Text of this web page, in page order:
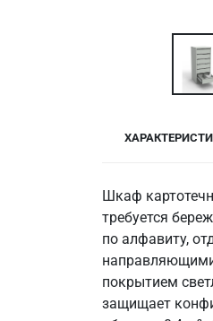
Шкаф
требуется
по алфавиту,
покрытием
защищает